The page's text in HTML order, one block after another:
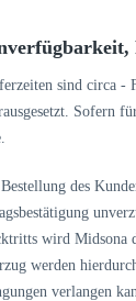
sind circa
Sofern
des
wird Midsona
werden
verlangen